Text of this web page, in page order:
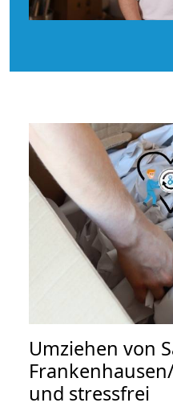
Umziehen von
und stressfrei